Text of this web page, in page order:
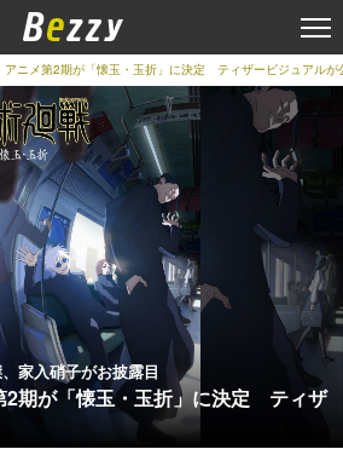
アニメ第2期が「懐玉・玉折」に決定 ティザービジュアルが
家入硝子がお披露目
2期が「懐玉・玉折」に決定 ティザ